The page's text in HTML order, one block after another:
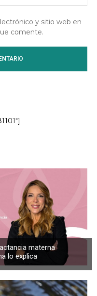
y sitio web en
comente.
materna
lo explica